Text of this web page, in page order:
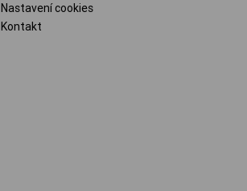
Nastavení cookies
Kontakt